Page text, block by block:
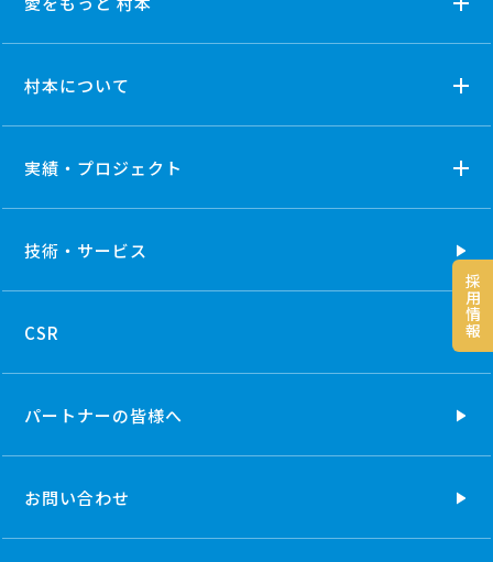
採
用
情
報
村本について
実績・プロジェクト
技術・ サービス
CSR
パートナーの皆様へ
お問い合わせ